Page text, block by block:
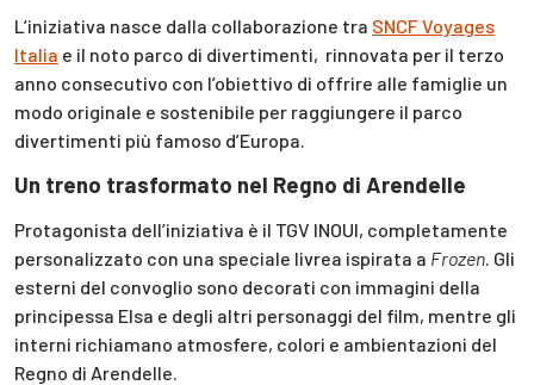
L’iniziativa nasce dalla collaborazione tra SNCF Voyages
Italia e il noto parco di divertimenti, rinnovata per il terzo
anno consecutivo con l’obiettivo di offrire alle famiglie un
modo originale e sostenibile per raggiungere il parco
divertimenti più famoso d’Europa.
Un treno trasformato nel Regno di Arendelle
Protagonista dell’iniziativa è il TGV INOUI, completamente
personalizzato con una speciale livrea ispirata a Frozen. Gli
esterni del convoglio sono decorati con immagini della
principessa Elsa e degli altri personaggi del film, mentre gli
interni richiamano atmosfere, colori e ambientazioni del
Regno di Arendelle.